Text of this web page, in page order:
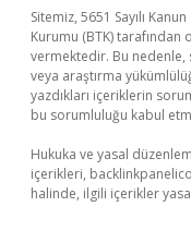
Sitemiz, 5651 Sayılı
Kurumu (BTK) tarafından
vermektedir. Bu
veya araştırma
yazdıkları içeriklerin
bu sorumluluğu kabul
Hukuka ve yasal
içerikleri,
halinde, ilgili içerikler